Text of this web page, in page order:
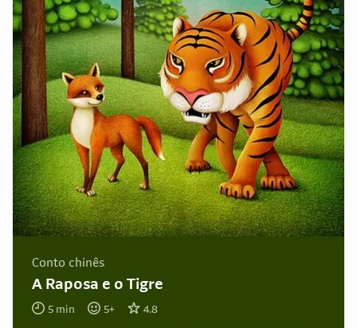
Conto chinês
A Raposa e o Tigre
5 min 5+ 4.8